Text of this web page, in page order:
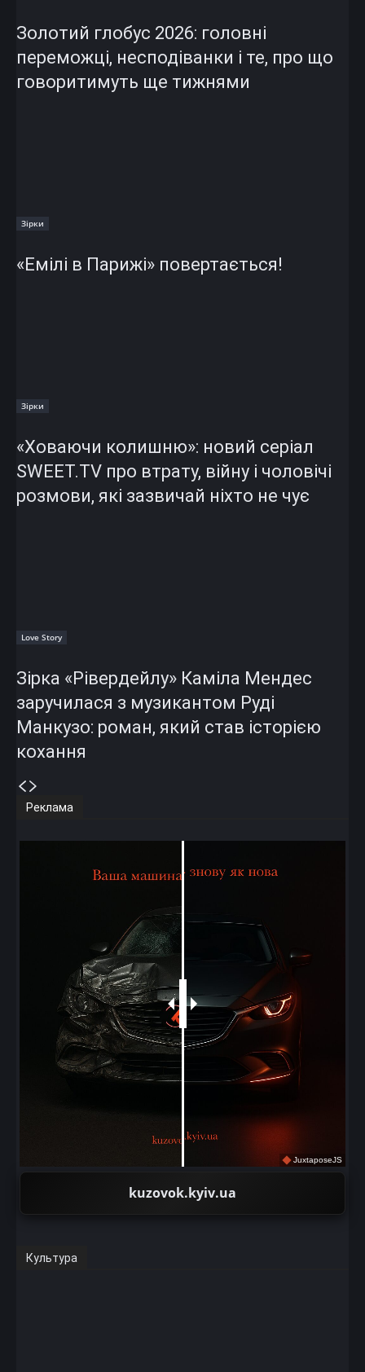
Золотий глобус 2026: головні
переможці, несподіванки і те, про що
говоритимуть ще тижнями
Зірки
«Емілі в Парижі» повертається!
Зірки
«Ховаючи колишню»: новий серіал
SWEET.TV про втрату, війну і чоловічі
розмови, які зазвичай ніхто не чує
Love Story
Зірка «Рівердейлу» Каміла Мендес
заручилася з музикантом Руді
Манкузо: роман, який став історією
кохання
Реклама
JuxtaposeJS
kuzovok.kyiv.ua
Культура